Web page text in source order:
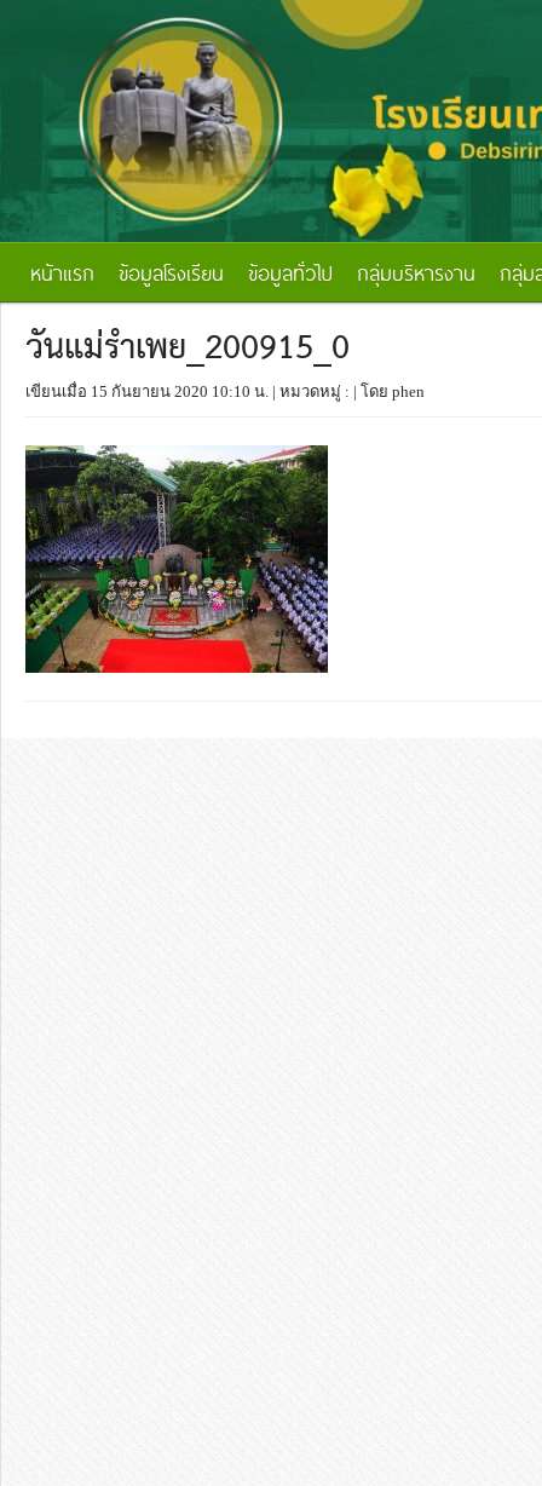
หน้าแรก ข้อมูลโรงเรียน ข้อมูลทั่วไป กลุ่มบริหารงาน กลุ่ม
วันแม่รำเพย_200915_0
เขียนเมื่อ 15 กันยายน 2020 10:10 น. | หมวดหมู่ : | โดย phen